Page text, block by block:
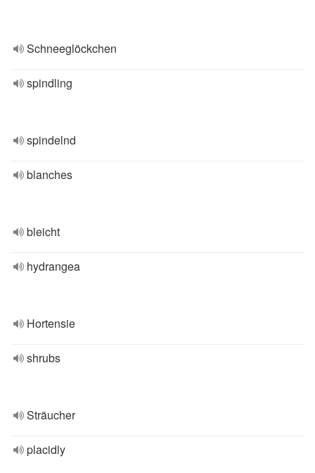
Schneeglöckchen
spindling
spindelnd
blanches
bleicht
hydrangea
Hortensie
shrubs
Sträucher
placidly